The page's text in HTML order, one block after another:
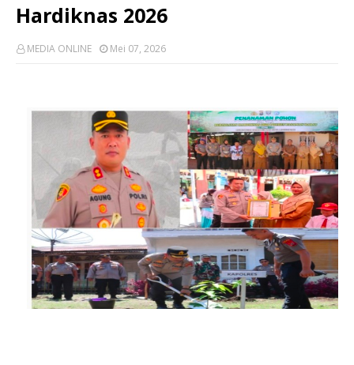
Hardiknas 2026
MEDIA ONLINE Mei 07, 2026